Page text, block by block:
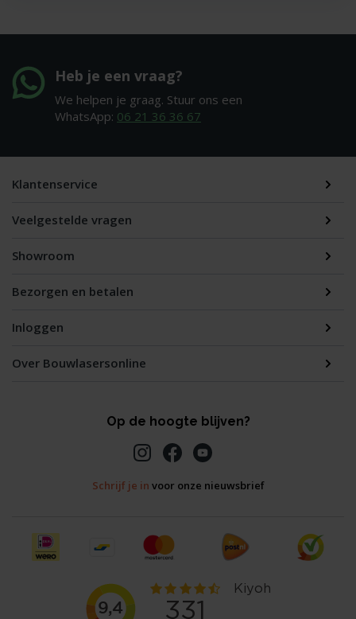
Heb je een vraag?
We helpen je graag. Stuur ons een
WhatsApp: 06 21 36 36 67
Klantenservice
Veelgestelde vragen
Showroom
Bezorgen en betalen
Inloggen
Over Bouwlasersonline
Op de hoogte blijven?
Schrijf je in voor onze nieuwsbrief